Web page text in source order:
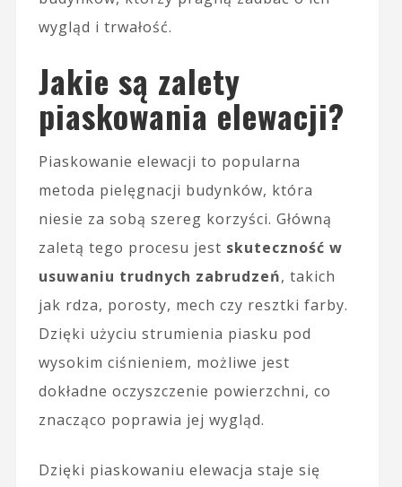
wygląd i trwałość.
Jakie są zalety
piaskowania elewacji?
Piaskowanie elewacji to popularna
metoda pielęgnacji budynków, która
niesie za sobą szereg korzyści. Główną
zaletą tego procesu jest skuteczność w
usuwaniu trudnych zabrudzeń, takich
jak rdza, porosty, mech czy resztki farby.
Dzięki użyciu strumienia piasku pod
wysokim ciśnieniem, możliwe jest
dokładne oczyszczenie powierzchni, co
znacząco poprawia jej wygląd.
Dzięki piaskowaniu elewacja staje się